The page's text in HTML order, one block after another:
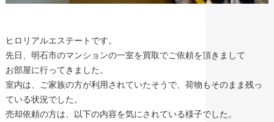
ヒロリアルエステートです。
先日、明石市のマンションの一室を買取でご依頼を頂きまして
お部屋に行ってきました。
室内は、ご家族の方が利用されていたそうで、荷物もそのまま残っ
ている状況でした。
売却依頼の方は、以下の内容を気にされている様子でした。